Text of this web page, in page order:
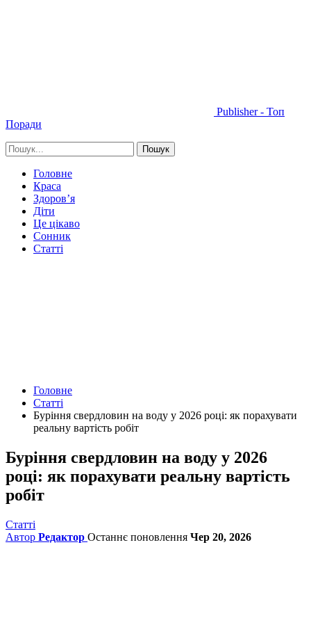
Publisher - Топ
Поради
Головне
Краса
Здоров’я
Діти
Це цікаво
Сонник
Статті
Головне
Статті
Буріння свердловин на воду у 2026 році: як порахувати
реальну вартість робіт
Буріння свердловин на воду у 2026
році: як порахувати реальну вартість
робіт
Статті
Автор Редактор Останнє поновлення Чер 20, 2026